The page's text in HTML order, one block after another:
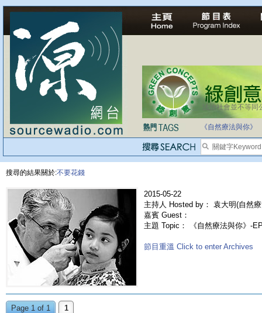
法治社會並不等同
《自然療法與你》
搜尋的結果關於:不要花錢
2015-05-22
主持人 Hosted by： 袁大明(自然
嘉賓 Guest：
主題 Topic： 《自然療法與你》-
節目重溫 Click to enter Archives
Page 1 of 1 1